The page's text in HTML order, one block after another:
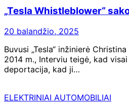
„Tesla Whistleblower“
20 balandžio, 2025
Buvusi „Tesla“ inžinierė
2014 m., Interviu teigė, kad
deportacija, kad ji…
ELEKTRINIAI AUTOMOBILIAI